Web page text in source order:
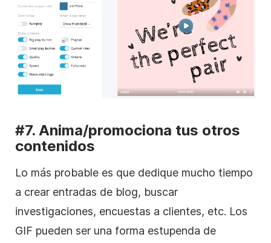
#7. Anima/promociona tus otros
contenidos
Lo más probable es que dedique mucho tiempo
a crear entradas de blog, buscar
investigaciones, encuestas a clientes, etc. Los
GIF pueden ser una forma estupenda de